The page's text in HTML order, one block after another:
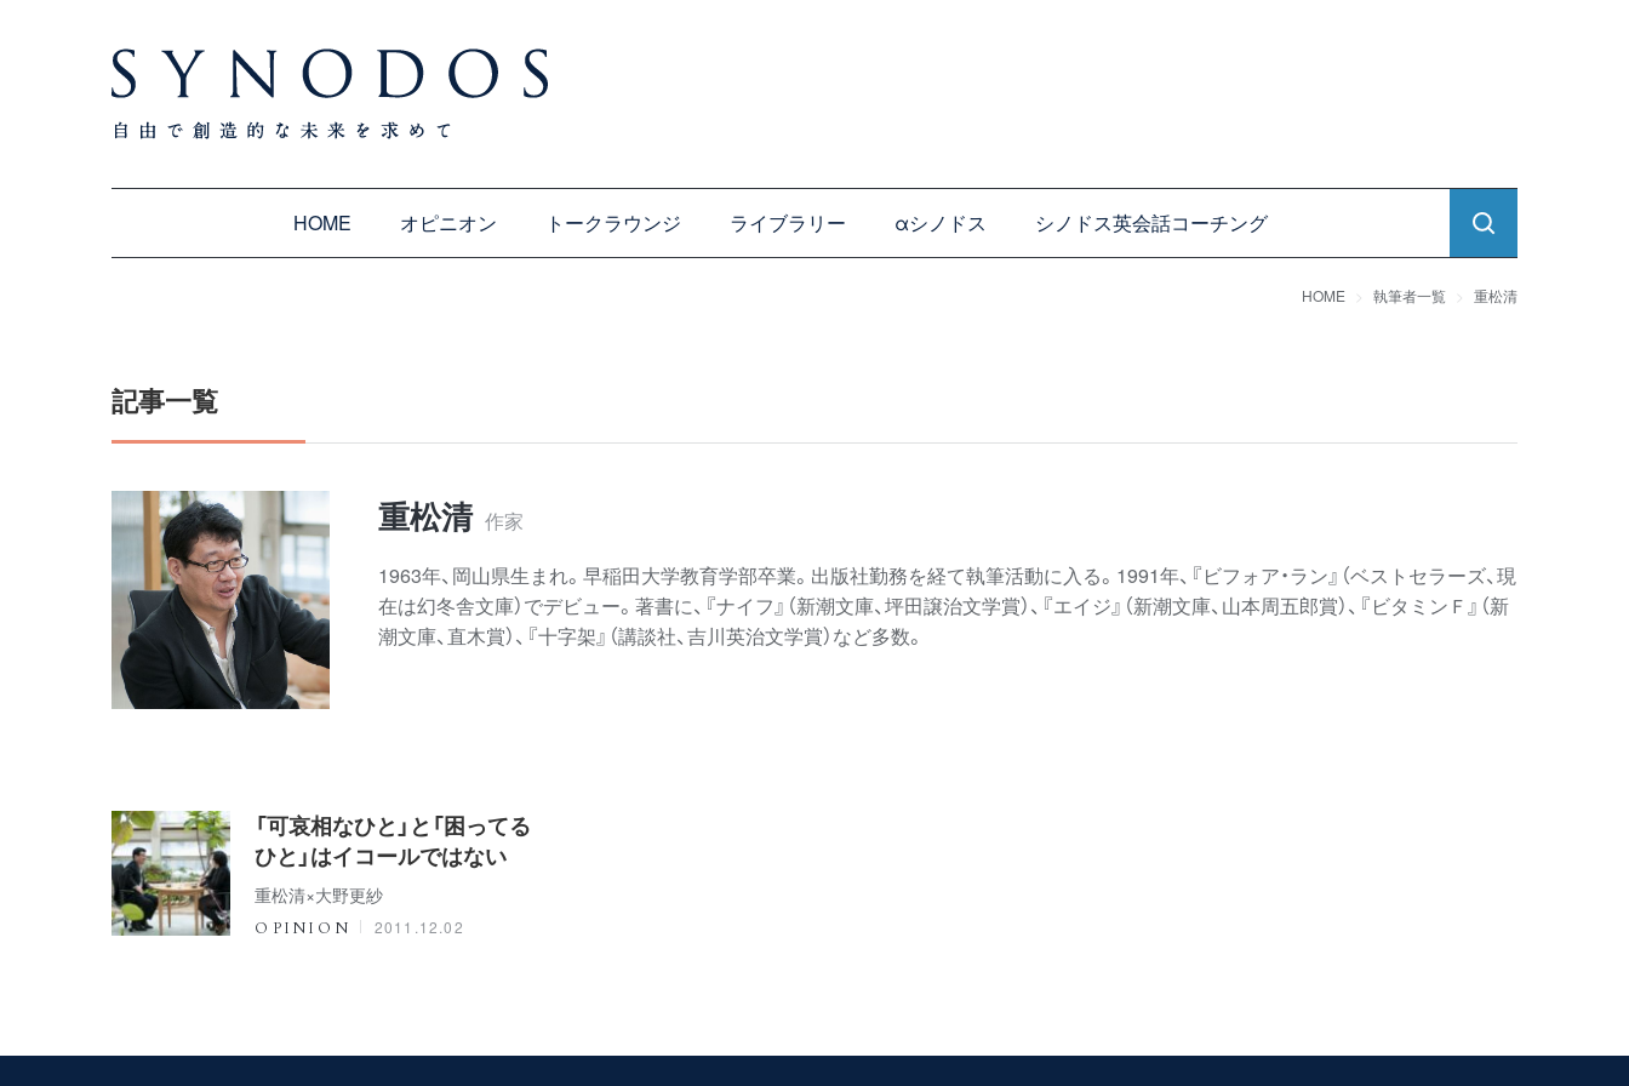
HOME オピニオン トークラウンジ ライブラリー αシノドス シノドス英会話コーチング
HOME 執筆者一覧 重松清
記事一覧
重松清 作家
1963年、岡山県生まれ。早稲田大学教育学部卒業。出版社勤務を経て執筆活動に入る。1991年、『ビフォア・ラン』（ベストセラーズ、現
在は幻冬舎文庫）でデビュー。著書に、『ナイフ』（新潮文庫、坪田譲治文学賞）、『エイジ』（新潮文庫、山本周五郎賞）、『ビタミンＦ』（新
潮文庫、直木賞）、『十字架』（講談社、吉川英治文学賞）など多数。
「可哀相なひと」と「困ってる
ひと」はイコールではない
重松清×大野更紗
OPINION 2011.12.02